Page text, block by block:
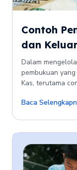
Contoh
dan
Dalam
pembukuan
Kas, terutama
Baca